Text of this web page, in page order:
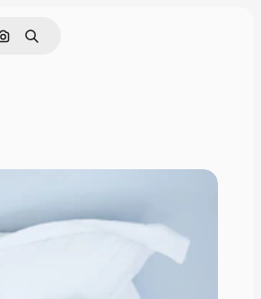
Pesquisar por imagem
Buscar